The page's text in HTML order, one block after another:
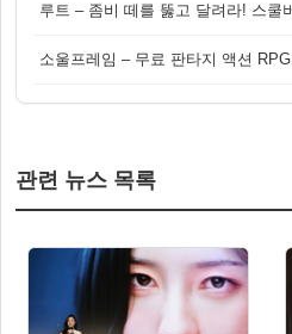
소울프레임 – 무료 판타지 액션 RPG
관련 뉴스 목록